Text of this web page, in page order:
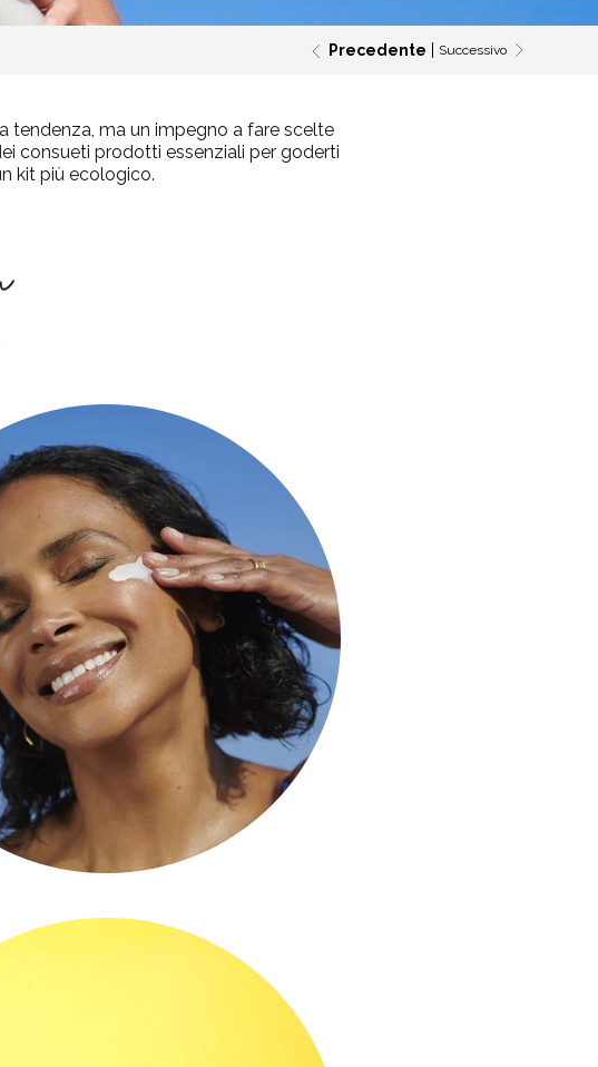
Precedente Successivo
tendenza, ma un impegno a fare scelte
consueti prodotti essenziali per goderti
kit più ecologico.